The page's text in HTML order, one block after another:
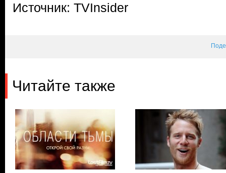
Источник: TVInsider
Читайте также